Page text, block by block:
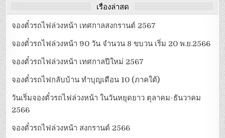
เรื่องล่าสุด
จองตั๋วรถไฟล่วงหน้า เทศกาลสงกรานต์ 2567
จองตั๋วรถไฟล่วงหน้า 90 วัน จำนวน 8 ขบวน เริ่ม 20 พ.ย.2566
จองตั๋วรถไฟล่วงหน้า เทศกาลปีใหม่ 2567
จองตั๋วรถไฟกลับบ้าน ทำบุญเดือน 10 (ภาคใต้)
วันเริ่มจองตั๋วรถไฟล่วงหน้า ในวันหยุดยาว ตุลาคม-ธันวาคม
2566
จองตั๋วรถไฟล่วงหน้า สงกรานต์ 2566